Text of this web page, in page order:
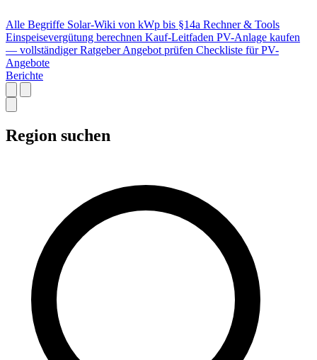
Alle Begriffe Solar-Wiki von kWp bis §14a Rechner & Tools
Einspeisevergütung berechnen Kauf-Leitfaden PV-Anlage kaufen
— vollständiger Ratgeber Angebot prüfen Checkliste für PV-
Angebote
Berichte
Region suchen